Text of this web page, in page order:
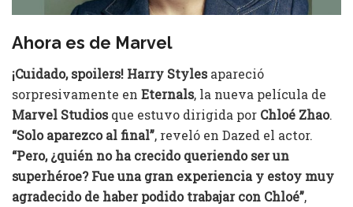
Ahora es de Marvel
¡Cuidado, spoilers! Harry Stylesapareció
sorpresivamente en Eternals, la nueva película de
Marvel Studiosque estuvo dirigida por Chloé Zhao.
“Solo aparezco al final”, reveló en Dazed el actor.
“Pero, ¿quién no ha crecido queriendo ser un
superhéroe? Fue una gran experiencia y estoy muy
agradecido de haber podido trabajar con Chloé”,